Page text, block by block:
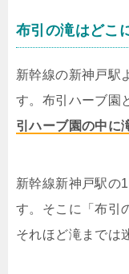
布引の滝はどこ
新幹線の新神戸駅
す。布引ハーブ園
引ハーブ園の中に
新幹線新神戸駅の
す。そこに「布引
それほど滝までは